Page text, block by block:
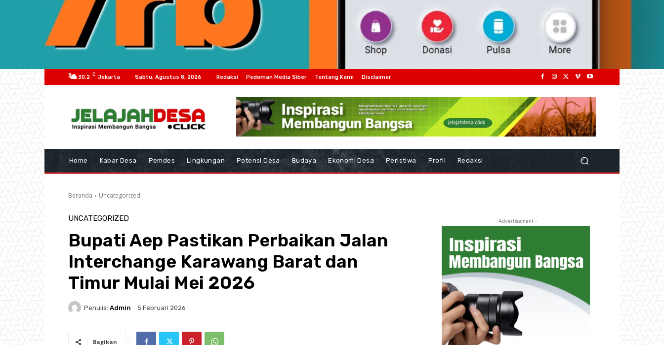
30.2 C Jakarta Sabtu, Agustus 8, 2026 Redaksi Pedoman Media Siber Tentang Kami Disclaimer
Home Kabar Desa Pemdes Lingkungan Potensi Desa Budaya Ekonomi Desa Peristiwa Profil Redaksi
Beranda Uncategorized
UNCATEGORIZED
Bupati Aep Pastikan Perbaikan Jalan
Interchange Karawang Barat dan
Timur Mulai Mei 2026
Penulis: Admin 5 Februari 2026
Bagikan
- Advertisement -